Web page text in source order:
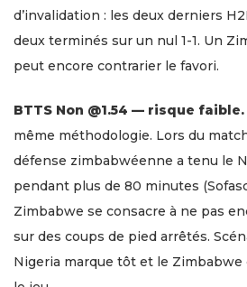
d’invalidation : les deux derniers
deux terminés sur un nul 1-1. Un
peut encore contrarier le favori.
BTTS Non @1.54 — risque faible.
même méthodologie. Lors du
défense zimbabwéenne a tenu le
pendant plus de 80 minutes
Zimbabwe se consacre à ne pas
sur des coups de pied arrêtés.
Nigeria marque tôt et le Zimbabwe